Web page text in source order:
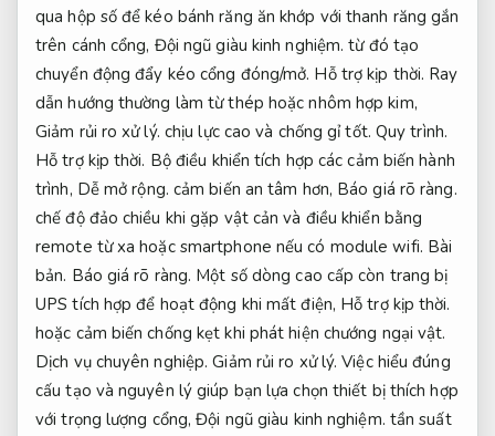
qua hộp số để kéo bánh răng ăn khớp với thanh răng gắn
trên cánh cổng, Đội ngũ giàu kinh nghiệm. từ đó tạo
chuyển động đẩy kéo cổng đóng/mở. Hỗ trợ kịp thời. Ray
dẫn hướng thường làm từ thép hoặc nhôm hợp kim,
Giảm rủi ro xử lý. chịu lực cao và chống gỉ tốt. Quy trình.
Hỗ trợ kịp thời. Bộ điều khiển tích hợp các cảm biến hành
trình, Dễ mở rộng. cảm biến an tâm hơn, Báo giá rõ ràng.
chế độ đảo chiều khi gặp vật cản và điều khiển bằng
remote từ xa hoặc smartphone nếu có module wifi. Bài
bản. Báo giá rõ ràng. Một số dòng cao cấp còn trang bị
UPS tích hợp để hoạt động khi mất điện, Hỗ trợ kịp thời.
hoặc cảm biến chống kẹt khi phát hiện chướng ngại vật.
Dịch vụ chuyên nghiệp. Giảm rủi ro xử lý. Việc hiểu đúng
cấu tạo và nguyên lý giúp bạn lựa chọn thiết bị thích hợp
với trọng lượng cổng,Đội ngũ giàu kinh nghiệm. tần suất